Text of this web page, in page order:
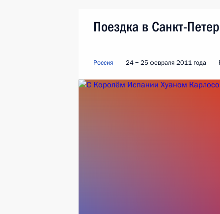
Поездка в Санкт-
Россия 24 − 25 февраля 2011 года